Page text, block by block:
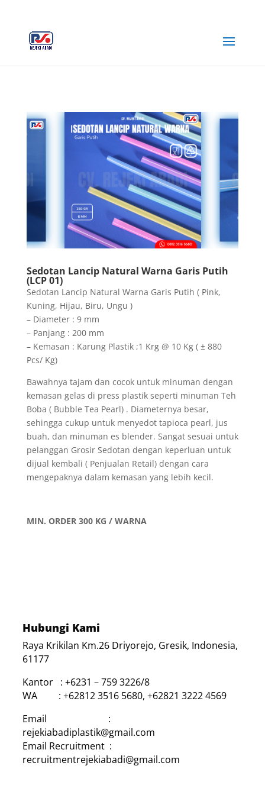
Sedotan Lancip Natural Warna Garis Putih
(LCP 01)
Sedotan Lancip Natural Warna Garis Putih ( Pink,
Kuning, Hijau, Biru, Ungu )
– Diameter : 9 mm
– Panjang : 200 mm
– Kemasan : Karung Plastik ;1 Krg @ 10 Kg ( ± 880
Pcs/ Kg)
Bawahnya tajam dan cocok untuk minuman dengan
kemasan gelas di press plastik seperti minuman Teh
Boba ( Bubble Tea Pearl) . Diameternya besar,
sehingga cukup untuk menyedot tapioca pearl, jus
buah, dan minuman es blender. Sangat sesuai untuk
pelanggan Grosir Sedotan dengan keperluan untuk
dijual kembali ( Penjualan Retail) dengan cara
mengepaknya dalam kemasan yang lebih kecil.
MIN. ORDER 300 KG / WARNA
Hubungi Kami
Raya Krikilan Km.26 Driyorejo, Gresik, Indonesia,
61177
Kantor : +6231 – 759 3226/8
WA : +62812 3516 5680, +62821 3222 4569
Email :
rejekiabadiplastik@gmail.com
Email Recruitment :
recruitmentrejekiabadi@gmail.com